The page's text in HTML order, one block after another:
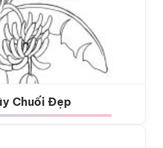
Chuối Đẹp